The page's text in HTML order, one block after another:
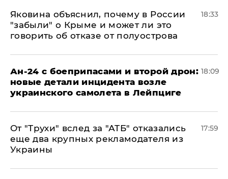
Яковина объяснил, почему в России
"забыли" о Крыме и может ли это
говорить об отказе от полуострова
18:33
Ан-24 с боеприпасами и второй дрон:
новые детали инцидента возле
украинского самолета в Лейпциге
18:09
От "Трухи" вслед за "АТБ" отказались
еще два крупных рекламодателя из
Украины
17:59